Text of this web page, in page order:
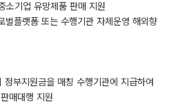
소기업 유망제품 판매 지원
플랫폼 또는 수행기관 자체운영 해외향
부지원금을 매칭 수행기관에 지급하여
매대행 지원